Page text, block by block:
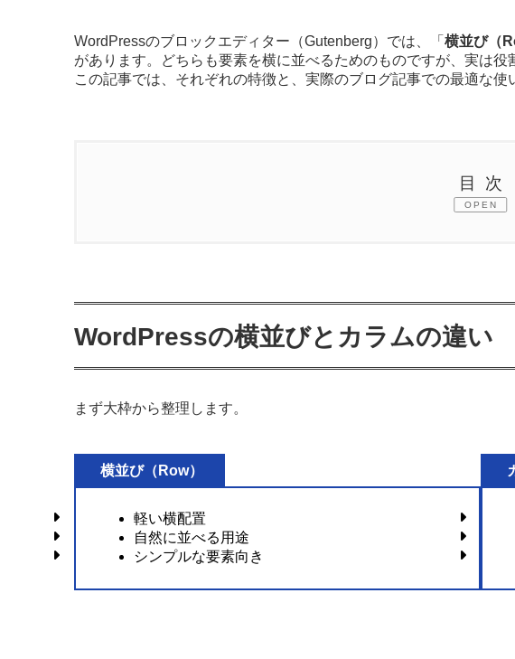
WordPressのブロックエディター（Gutenberg）では、「 横並び（
があります。どちらも要素を横に並べるためのものですが、実は役
この記事では、それぞれの特徴と、実際のブログ記事での最適な使
目次
OPEN
2.3.横並びが向いているケース
3.1.カラムの特徴
3.2.カラムの使用例（比較）
WordPressの横並びとカラムの違い
まず大枠から整理します。
横並び（Row）
軽い横配置
自然に並べる用途
シンプルな要素向き